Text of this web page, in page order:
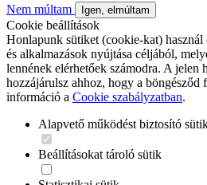
Nem múltam Igen, elmúltam
Cookie beállítások
Honlapunk sütiket (cookie-kat) használ
és alkalmazások nyújtása céljából,
lennének elérhetőek számodra. A jelen
hozzájárulsz ahhoz, hogy a böngésződ
információ a Cookie szabályzatban.
Alapvető működést biztosító
Beállításokat tároló sütik